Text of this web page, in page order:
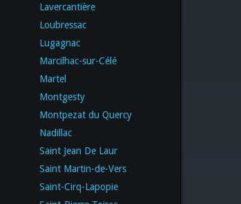
Lavercantière
Loubressac
Lugagnac
Marcilhac-sur-Célé
Martel
Montgesty
Montpezat du Quercy
Nadillac
Saint Jean De Laur
Saint Martin-de-Vers
Saint-Cirq-Lapopie